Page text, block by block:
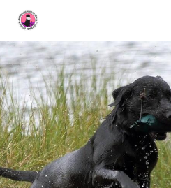
Siirry
sivun
sisältöön
Seuran nimi